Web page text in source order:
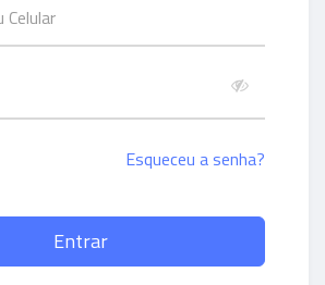
Esqueceu a senha?
Entrar